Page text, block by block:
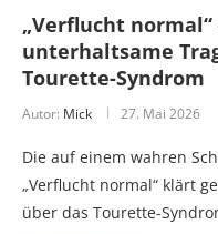
„Verflucht
unterhaltsame
Tourette-Syndrom
Autor: Mick 27. Mai 2026
Die auf einem wahren
„Verflucht normal“ klärt
über das Tourette-